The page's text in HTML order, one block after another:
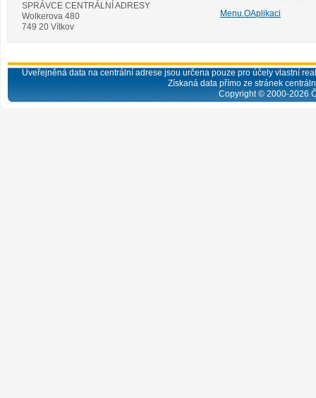
SPRÁVCE CENTRÁLNÍ ADRESY
Wolkerova 480
749 20 Vítkov
Menu.OAplikaci
Uveřejněná data na centrální adrese jsou určena pouze pro účely vlastní
Získaná data přímo ze stránek
Copyright © 2000-2026